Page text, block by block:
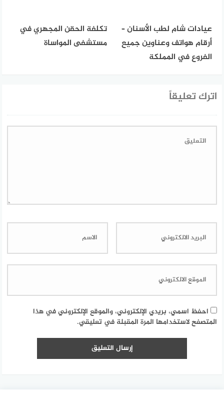
عيادات شام لطب الأسنان –
أرقام هواتف وعناوين جميع
الفروع في المملكة
تكلفة الحقن المجهري في
مستشفى المواساة
اترك تعليقاً
احفظ اسمي، بريدي الإلكتروني، والموقع الإلكتروني في هذا
المتصفح لاستخدامها المرة المقبلة في تعليقي.